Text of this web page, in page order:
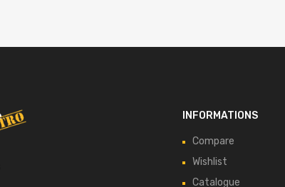
INFORMATIONS
Compare
Wishlist
Catalogue